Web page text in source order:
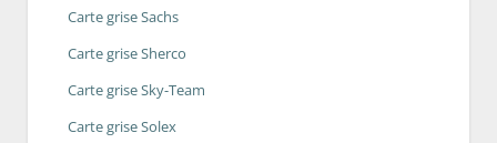
Carte grise Sachs
Carte grise Sherco
Carte grise Sky-Team
Carte grise Solex